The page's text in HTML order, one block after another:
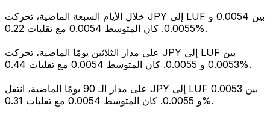
خلال الأيام السبعة الماضية، تحركت JPY إلى LUF بين 0.0054 و
0.0055. كان المتوسط 0.0054 مع تقلبات 0.22%.
على مدار الثلاثين يومًا الماضية، تحركت JPY إلى LUF بين
0.0053 و 0.0055. كان المتوسط 0.0054 مع تقلبات 0.44%.
على مدار الـ 90 يومًا الماضية، انتقل JPY إلى LUF بين 0.0053
و 0.0055. كان المتوسط 0.0054 مع تقلبات 0.31%.